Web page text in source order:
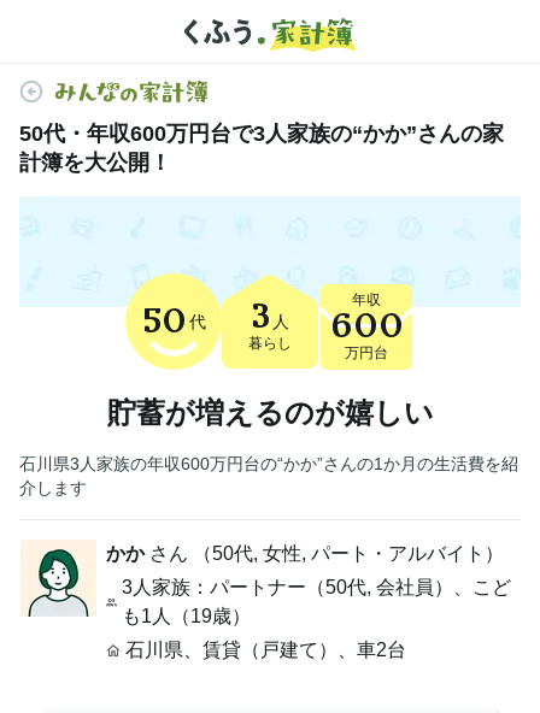
50代・年収600万円台で3人家族の“かか”さんの家
計簿を大公開！
50 代 3 人
暮らし
年収
600
万円台
貯蓄が増えるのが嬉しい
石川県3人家族の年収600万円台の“かか”さんの1か月の生活費を紹
介します
かか さん （50代, 女性, パート・アルバイト ）
3人家族 ：パートナー（50代, 会社員）、こど
も1人（19歳）
石川県
賃貸（戸建て） 車2台